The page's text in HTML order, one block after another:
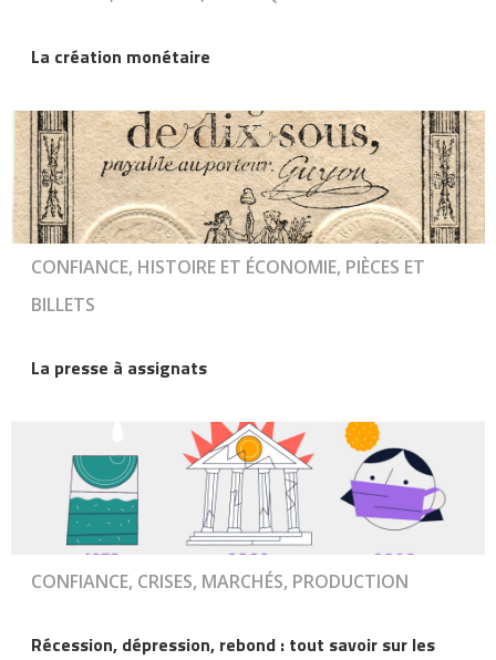
La création monétaire
CONFIANCE, HISTOIRE ET ÉCONOMIE, PIÈCES ET
BILLETS
La presse à assignats
CONFIANCE, CRISES, MARCHÉS, PRODUCTION
Récession, dépression, rebond : tout savoir sur les